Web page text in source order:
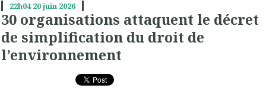
22h04 20juin 2026
30 organisations attaquent le décret
de simplification du droit de
l’environnement